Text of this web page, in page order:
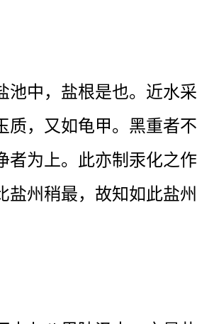
池中，盐根是也。近水采
质，又如龟甲。黑重者不
者为上。此亦制汞化之作
盐州稍最，故知如此盐州